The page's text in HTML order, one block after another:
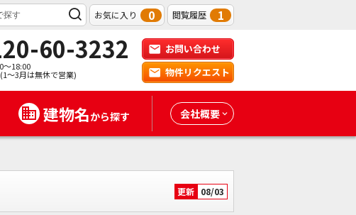
お気に入り 0 閲覧履歴 1
60-3232
～18:00
～3月は無休で営業)
お問い合わせ
物件リクエスト
建物名から探す 会社概要
更新 08/03